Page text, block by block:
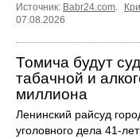
Источник: Babr24.com
07.08.2026
Томича будут
табачной и
миллиона
Ленинский райсуд
уголовного дела 41-